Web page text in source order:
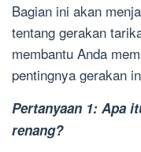
Bagian ini akan
tentang gerakan
membantu Anda
pentingnya gerakan
Pertanyaan 1: Apa
renang?